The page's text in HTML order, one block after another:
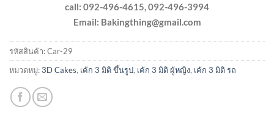
call: 092-496-4615, 092-496-3994
Email: Bakingthing@gmail.com
รหัสสินค้า:Car-29
หมวดหมู่:3D Cakes, เค้ก 3 มิติ ขึ้นรูป, เค้ก 3 มิติ ผู้หญิง, เค้ก 3 มิติ รถ